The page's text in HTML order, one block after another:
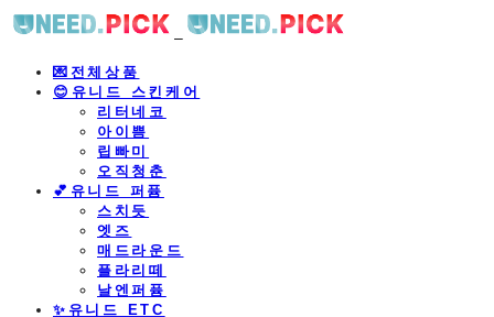
💌전체상품
😊유니드 스킨케어
리터네코
아이쁨
립빠미
오직청춘
💕유니드 퍼퓸
스치듯
엣즈
매드라운드
플라리떼
날엔퍼퓸
​✨유니드 ETC